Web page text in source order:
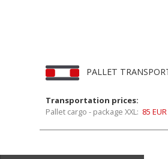
PALLET
Transportation prices:
Pallet cargo - package XXL: 85 EUR